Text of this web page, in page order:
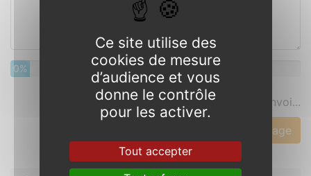
0%
Prévisualisez votre message avant envoi...
Ce site utilise des
cookies de mesure
d’audience et vous
donne le contrôle
pour les activer.
Tout accepter